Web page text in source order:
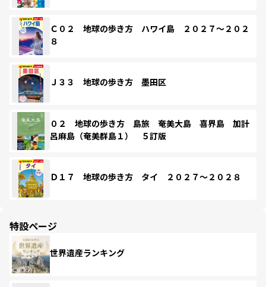
Ｃ０２ 地球の歩き方 ハワイ島 ２０２７～２０２
８
Ｊ３３ 地球の歩き方 墨田区
０２ 地球の歩き方 島旅 奄美大島 喜界島 加計
呂麻島（奄美群島１） ５訂版
Ｄ１７ 地球の歩き方 タイ ２０２７～２０２８
特設ページ
世界遺産ランキング